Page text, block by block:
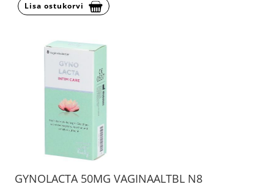
Lisa ostukorvi
GYNOLACTA 50MG VAGINAALTBL N8